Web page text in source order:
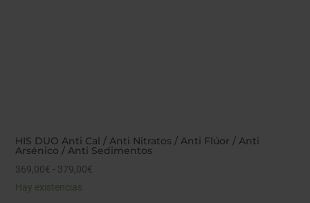
HIS DUO Anti Cal / Anti Nitratos / Anti Flúor / Anti
Arsénico / Anti Sedimentos
369,00€ - 379,00€
Hay existencias